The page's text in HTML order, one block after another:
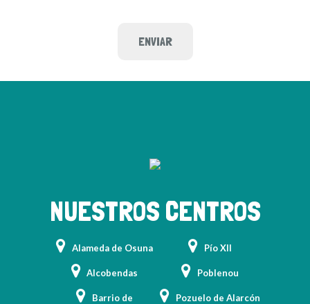
ENVIAR
NUESTROS CENTROS
Alameda de Osuna
Alcobendas
Barrio de
Pío XII
Poblenou
Pozuelo de Alarcón